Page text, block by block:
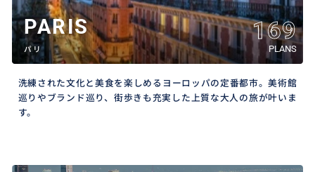
PARIS
パリ
169
PLANS
洗練された文化と美食を楽しめるヨーロッパの定番都市。美術館
巡りやブランド巡り、街歩きも充実した上質な大人の旅が叶いま
す。